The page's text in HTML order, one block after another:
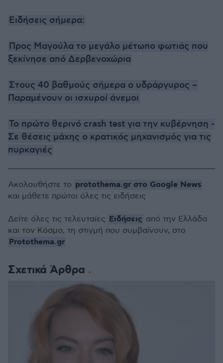
Ειδήσεις σήμερα:
Προς Μαγούλα το μεγάλο μέτωπο φωτιάς που
ξεκίνησε από Δερβενοχώρια
Στους 40 βαθμούς σήμερα ο υδράργυρος –
Παραμένουν οι ισχυροί άνεμοι
Το πρώτο θερινό crash test για την κυβέρνηση -
Σε θέσεις μάχης ο κρατικός μηχανισμός για τις
πυρκαγιές
Σχετικά Άρθρα
Ακολουθήστε το protothema.gr στο Google News
και μάθετε πρώτοι όλες τις ειδήσεις
Δείτε όλες τις τελευταίες Ειδήσεις από την Ελλάδα
και τον Κόσμο, τη στιγμή που συμβαίνουν, στο
Protothema.gr